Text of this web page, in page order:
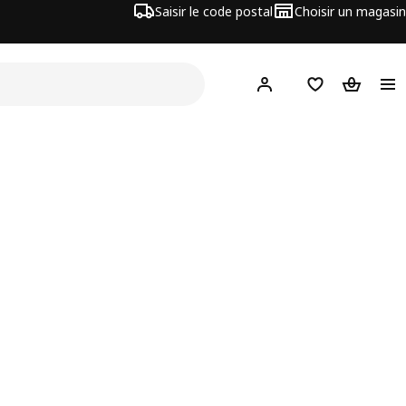
Saisir le code postal Choisir un magasin
Hej ! Connectez-vous
Liste d'achats
Panier